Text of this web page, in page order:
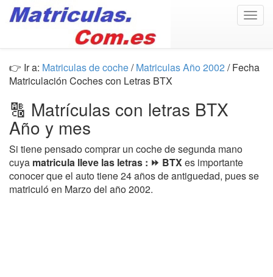
👉 Ir a: Matriculas de coche/Matriculas Año 2002 / Fecha
Matriculación Coches con Letras BTX
🔠 Matrículas con letras BTX
Año y mes
Si tiene pensado comprar un coche de segunda mano
cuya matricula lleve las letras : ⏩ BTXes importante
conocer que el auto tiene 24 años de antiguedad, pues se
matriculó en Marzo del año 2002.